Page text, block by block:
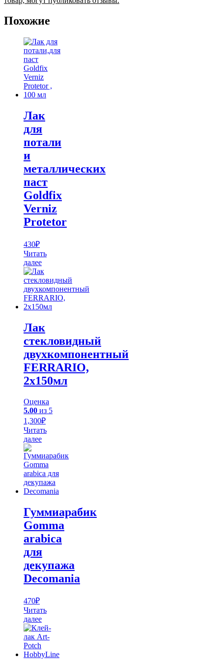
Похожие
Лак
для
потали
и
металлических
паст
Goldfix
Verniz
Protetor
430₽
Читать
далее
Лак
стекловидный
двухкомпонентный
FERRARIO,
2х150мл
Оценка
5.00 из 5
1,300₽
Читать
далее
Гуммиарабик
Gomma
arabica
для
декупажа
Decomania
470₽
Читать
далее